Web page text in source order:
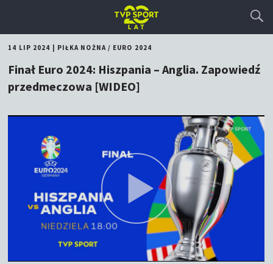
14 LIP 2024 PIŁKA NOŻNA/ EURO 2024
Finał Euro 2024: Hiszpania – Anglia. Zapowiedź
przedmeczowa [WIDEO]